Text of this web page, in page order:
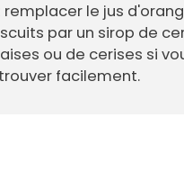
remplacer le jus
par un sirop de
ou de cerises si
trouver facilement.